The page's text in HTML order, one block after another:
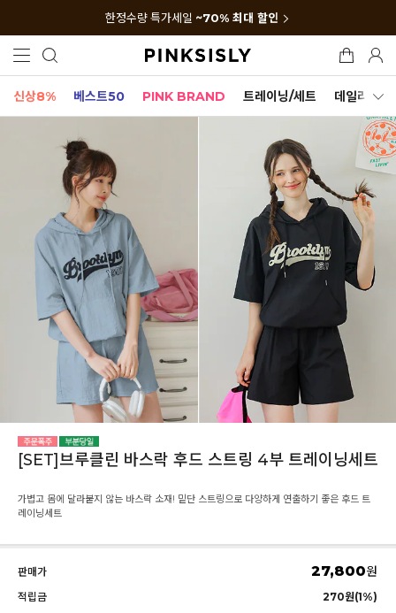
한정수량 특가세일 ~70% 최대 할인
신상8% 베스트50 PINK BRAND 트레이닝/세트 데일리세트
[SET]브루클린 바스락 후드 스트링 4부 트레이닝세트
가볍고 몸에 달라붙지 않는 바스락 소재! 밑단 스트링으로 다양하게 연출하기 좋은 후드 트
레이닝세트
판매가 27,800원
적립금
270원(1%)